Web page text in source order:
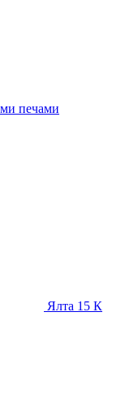
печами
Ялта 15 К